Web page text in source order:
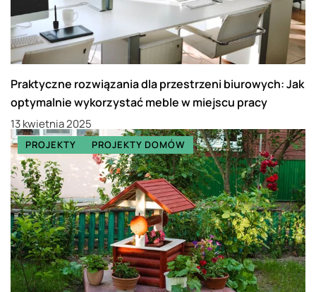
Praktyczne rozwiązania dla przestrzeni biurowych: Jak
optymalnie wykorzystać meble w miejscu pracy
13 kwietnia 2025
PROJEKTY PROJEKTY DOMÓW